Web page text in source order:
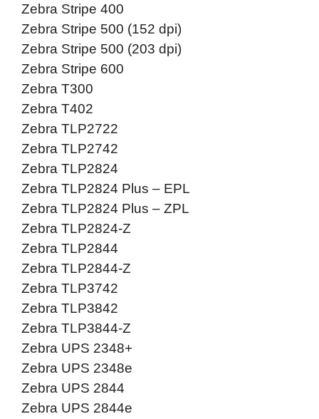
Zebra Stripe 400
Zebra Stripe 500 (152 dpi)
Zebra Stripe 500 (203 dpi)
Zebra Stripe 600
Zebra T300
Zebra T402
Zebra TLP2722
Zebra TLP2742
Zebra TLP2824
Zebra TLP2824 Plus – EPL
Zebra TLP2824 Plus – ZPL
Zebra TLP2824-Z
Zebra TLP2844
Zebra TLP2844-Z
Zebra TLP3742
Zebra TLP3842
Zebra TLP3844-Z
Zebra UPS 2348+
Zebra UPS 2348e
Zebra UPS 2844
Zebra UPS 2844e